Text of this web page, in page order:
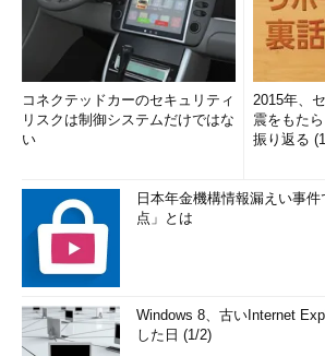
コネクテッドカーのセキュリティ
リスクは制御システムだけではな
い
2015年、
震をもた
振り返る
日本年金機構情報漏えい事
点」とは
Windows 8、古いInternet
した日 (1/2)